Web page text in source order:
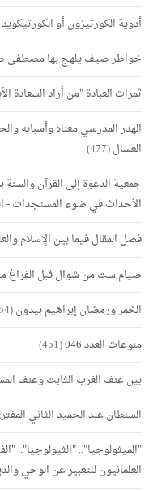
أدوية الكورتيزون أو الكورتيكويد
خواطر صيف يلهج بها مصطفى
ثمرات العبادة "من أراد السعادة
الهدر المدرسي معناه وأسبابه
العسال(477)
جمعية الدعوة إلى القرآن
الأحداث في ضوء المستجدات -
فصل المقال فيما بين الإسلام
صيام ست من شوال قبل الفراغ
الخمر ورمضان إبراهيم بيدون(454)
منوعات العدد 046
(451)
بين عنف الغرب الثابت وعنف
السلطان عبد الحميد الثاني
"الميثولوجيا".. "الثيولوجيا"..
العلمانيون للتعبير عن الوحي